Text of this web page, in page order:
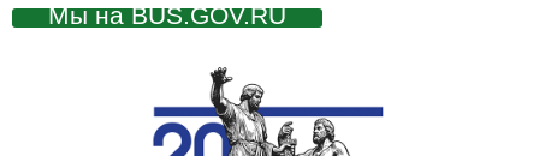
Мы на BUS.GOV.RU